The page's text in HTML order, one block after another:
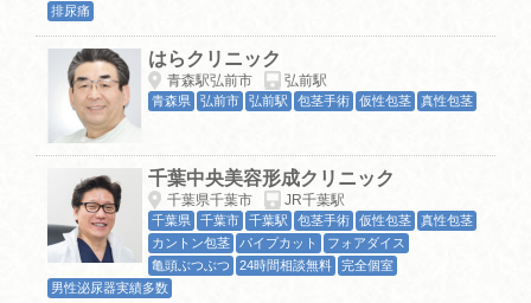
排尿痛
はらクリニック
青森駅弘前市 弘前駅
青森県 弘前市 弘前駅 包茎手術 仮性包茎 真性包茎
千葉中央美容形成クリニック
千葉県千葉市 JR千葉駅
千葉県 千葉市 千葉駅 包茎手術 仮性包茎
真性包茎
カントン包茎
パイプカット
フォアダイス
亀頭ぶつぶつ
24時間相談無料
完全個室
男性泌尿器実績多数